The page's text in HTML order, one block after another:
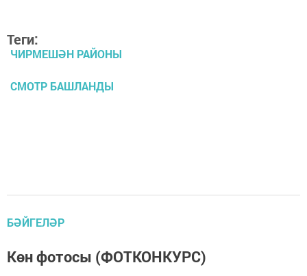
Теги:
ЧИРМЕШӘН РАЙОНЫ
СМОТР БАШЛАНДЫ
БӘЙГЕЛӘР
Көн фотосы (ФОТКОНКУРС)